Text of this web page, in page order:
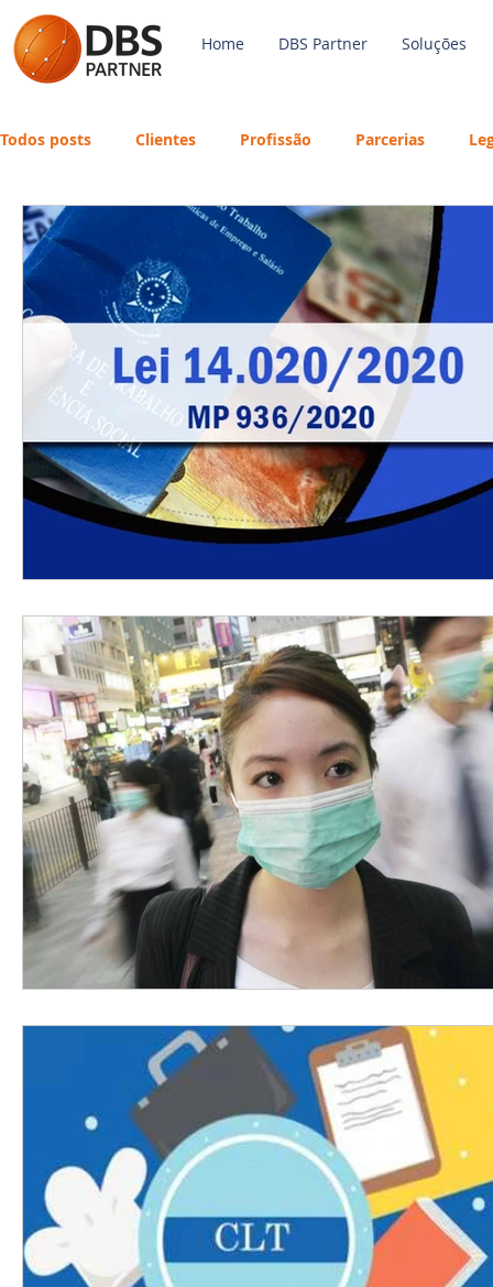
Home DBS Partner Soluções
Todos posts Clientes Profissão Parcerias
Payroll Mercado de Trabalho
Avaliação de Desempenho Inteligência Artificial
eSocial Recursos Humanos Treinamento
Português Big Data DBS Partner Férias